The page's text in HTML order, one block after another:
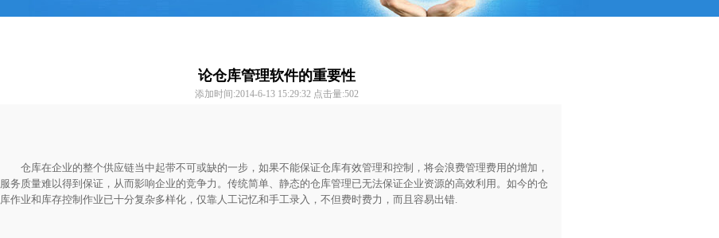
论仓库管理软件的重要性
添加时间:2014-6-13 15:29:32 点击量:502
仓库在企业的整个供应链当中起带不可或缺的一步，如果不能保证仓库有效管理和控制，将会浪费管理费用的增加，
服务质量难以得到保证，从而影响企业的竞争力。传统简单、静态的仓库管理已无法保证企业资源的高效利用。如今的仓
库作业和库存控制作业已十分复杂多样化，仅靠人工记忆和手工录入，不但费时费力，而且容易出错.